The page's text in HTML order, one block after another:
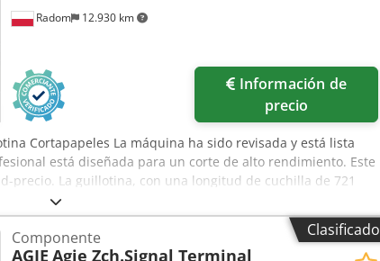
Radom 12.930 km
precio
Cortapapeles La máquina ha sido revisada y está lista
está diseñada para un corte de alto rendimiento. Este
precio. La guillotina, con una longitud de cuchilla de 721
por infrarrojos, dispositivo de presión hidráulico y
Cjdpezrfdiofx Acdeha El equipamiento de serie
y un indicador electrónico de posición de la escuadra con
de trabajo de la máquina es de acero inoxidable con
Clasificado
Componente
AGIE Agie Zch.Signal Terminal